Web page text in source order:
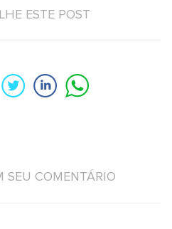
ESTE POST
SEU COMENTÁRIO